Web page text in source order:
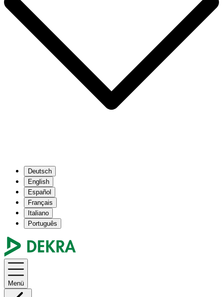
Deutsch
English
Español
Français
Italiano
Português
Menü